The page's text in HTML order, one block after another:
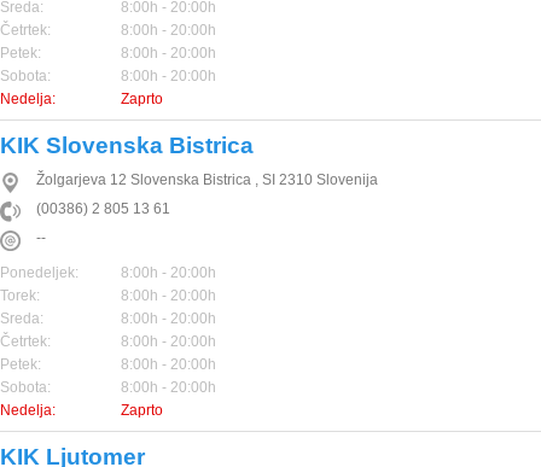
Sreda:
8:00h - 20:00h
Četrtek:
8:00h - 20:00h
Petek:
8:00h - 20:00h
Sobota:
8:00h - 20:00h
Nedelja:
Zaprto
KIK Slovenska Bistrica
Žolgarjeva 12 Slovenska Bistrica , SI 2310 Slovenija
(00386) 2 805 13 61
--
Ponedeljek:
8:00h - 20:00h
Torek:
8:00h - 20:00h
Sreda:
8:00h - 20:00h
Četrtek:
8:00h - 20:00h
Petek:
8:00h - 20:00h
Sobota:
8:00h - 20:00h
Nedelja:
Zaprto
KIK Ljutomer